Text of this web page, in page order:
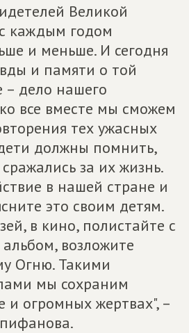
Великой
каждым годом
и меньше. И сегодня
и памяти о той
– дело нашего
все вместе мы сможем
тех ужасных
должны помнить,
за их жизнь.
в нашей стране и
это своим детям.
в кино, полистайте с
возложите
Огню. Такими
мы сохраним
и огромных жертвах", –